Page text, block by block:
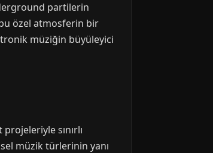
partilerin
özel atmosferin bir
müziğin büyüleyici
sınırlı
müzik türlerinin yanı